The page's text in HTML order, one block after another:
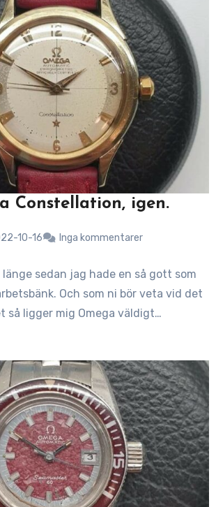
Constellation, igen.
10-16 Inga kommentarer
sedan jag hade en så gott som
Och som ni bör veta vid det
så ligger mig Omega väldigt…